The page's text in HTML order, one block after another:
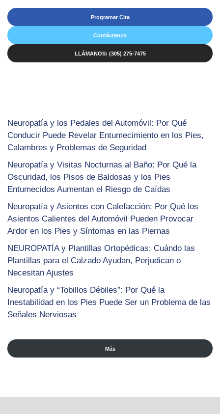
Programar Cita
Contáctenos
LLÁMANOS: (305) 275-7475
Neuropatía y los Pedales del Automóvil: Por Qué
Conducir Puede Revelar Entumecimiento en los Pies,
Calambres y Problemas de Seguridad
Neuropatía y Visitas Nocturnas al Baño: Por Qué la
Oscuridad, los Pisos de Baldosas y los Pies
Entumecidos Aumentan el Riesgo de Caídas
Neuropatía y Asientos con Calefacción: Por Qué los
Asientos Calientes del Automóvil Pueden Provocar
Ardor en los Pies y Síntomas en las Piernas
NEUROPATÍA y Plantillas Ortopédicas: Cuándo las
Plantillas para el Calzado Ayudan, Perjudican o
Necesitan Ajustes
Neuropatía y “Tobillos Débiles”: Por Qué la
Inestabilidad en los Pies Puede Ser un Problema de las
Señales Nerviosas
Más